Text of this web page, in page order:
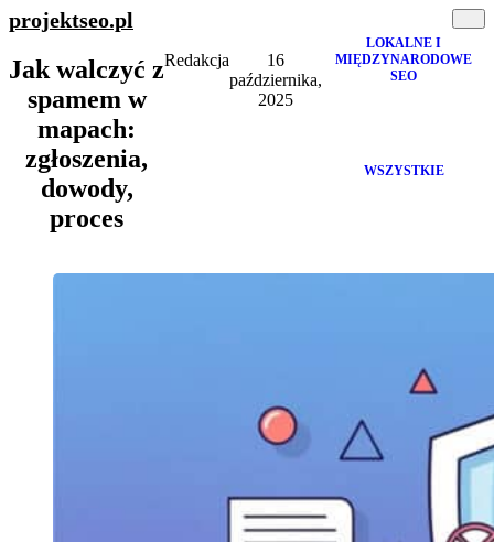
projektseo.pl
Jak walczyć z
spamem w
mapach:
zgłoszenia,
dowody,
proces
Redakcja
16
października,
2025
LOKALNE I
MIĘDZYNARODOWE
SEO
WSZYSTKIE